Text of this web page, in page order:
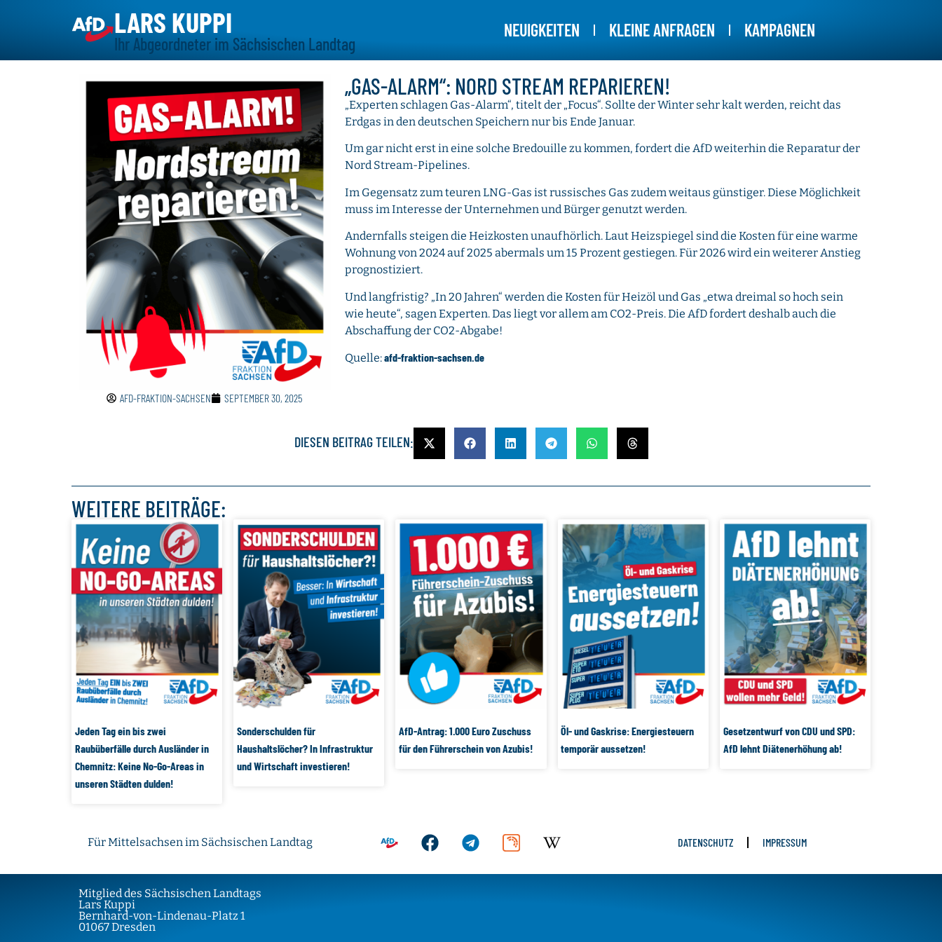
LARS KUPPI
Ihr Abgeordneter im Sächsischen Landtag
NEUIGKEITEN KLEINE ANFRAGEN KAMPAGNEN
AFD-FRAKTION-SACHSEN SEPTEMBER 30, 2025
„GAS-ALARM“: NORD STREAM REPARIEREN!
„Experten schlagen Gas-Alarm“, titelt der „Focus“. Sollte der Winter sehr kalt werden, reicht das
Erdgas in den deutschen Speichern nur bis Ende Januar.
Um gar nicht erst in eine solche Bredouille zu kommen, fordert die AfD weiterhin die Reparatur der
Nord Stream-Pipelines.
Im Gegensatz zum teuren LNG-Gas ist russisches Gas zudem weitaus günstiger. Diese Möglichkeit
muss im Interesse der Unternehmen und Bürger genutzt werden.
Andernfalls steigen die Heizkosten unaufhörlich. Laut Heizspiegel sind die Kosten für eine warme
Wohnung von 2024 auf 2025 abermals um 15 Prozent gestiegen. Für 2026 wird ein weiterer Anstieg
prognostiziert.
Und langfristig? „In 20 Jahren“ werden die Kosten für Heizöl und Gas „etwa dreimal so hoch sein
wie heute“, sagen Experten. Das liegt vor allem am CO2-Preis. Die AfD fordert deshalb auch die
Abschaffung der CO2-Abgabe!
Quelle:afd-fraktion-sachsen.de
DIESEN BEITRAG TEILEN:
WEITERE BEITRÄGE:
Jeden Tag ein bis zwei
Raubüberfälle durch Ausländer in
Chemnitz: Keine No-Go-Areas in
unseren Städten dulden!
Sonderschulden für
Haushaltslöcher? In Infrastruktur
und Wirtschaft investieren!
AfD-Antrag: 1.000 Euro Zuschuss
für den Führerschein von Azubis!
Öl- und Gaskrise: Energiesteuern
temporär aussetzen!
Gesetzentwurf von CDU und SPD:
AfD lehnt Diätenerhöhung ab!
Für Mittelsachsen im Sächsischen Landtag DATENSCHUTZ IMPRESSUM
Mitglied des Sächsischen Landtags
Lars Kuppi
Bernhard-von-Lindenau-Platz 1
01067 Dresden